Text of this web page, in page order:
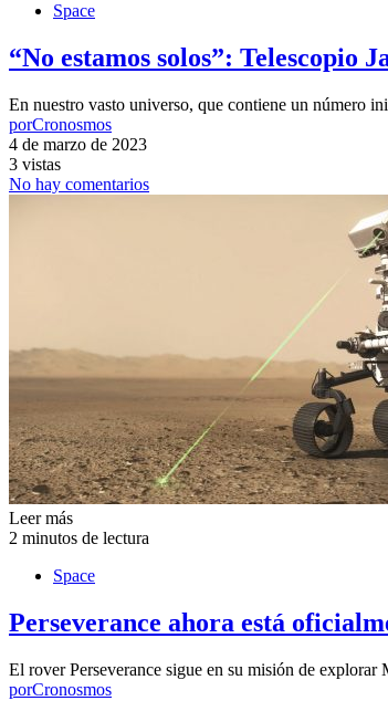
Space
“No estamos solos”: Telescopio
En nuestro vasto universo, que contiene un número
porCronosmos
4 de marzo de 2023
3 vistas
No hay comentarios
Leer más
2 minutos de lectura
Space
Perseverance ahora está
El rover Perseverance sigue en su misión de
porCronosmos